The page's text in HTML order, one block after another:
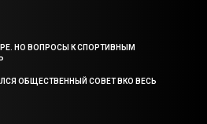
НО ВОПРОСЫ К СПОРТИВНЫМ
ОБЩЕСТВЕННЫЙ СОВЕТ ВКО ВЕСЬ